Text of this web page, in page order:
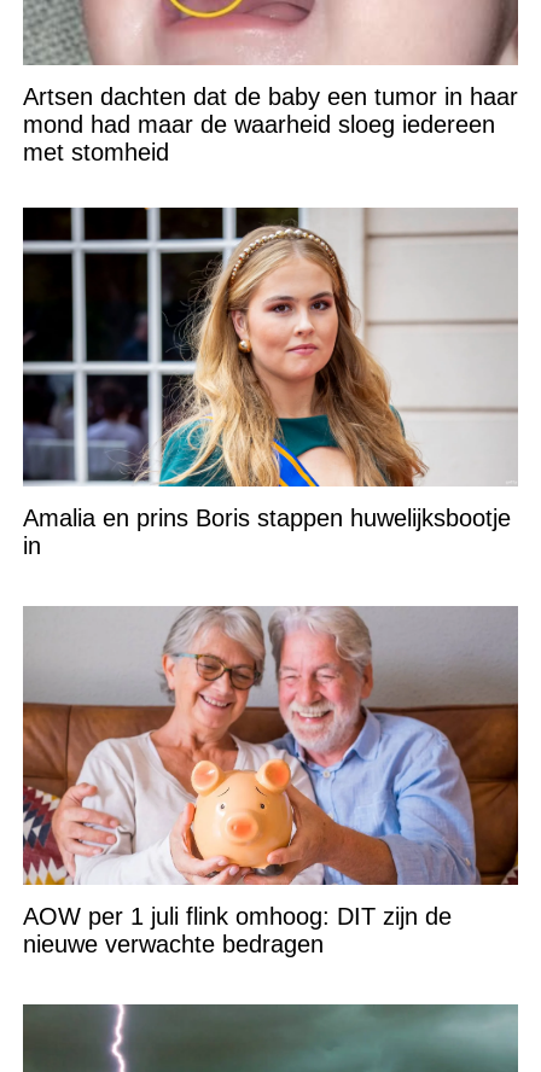
Artsen dachten dat de baby een tumor in haar
mond had maar de waarheid sloeg iedereen
met stomheid
Amalia en prins Boris stappen huwelijksbootje
in
AOW per 1 juli flink omhoog: DIT zijn de
nieuwe verwachte bedragen